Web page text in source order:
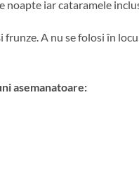
iar cataramele
A nu se folosi în
asemanatoare: